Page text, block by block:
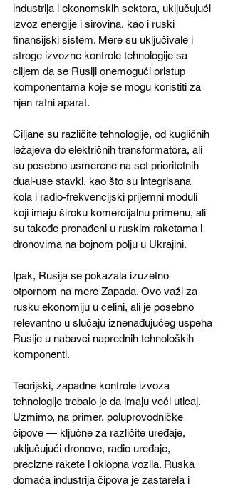
industrija i ekonomskih sektora, uključujući
izvoz energije i sirovina, kao i ruski
finansijski sistem. Mere su uključivale i
stroge izvozne kontrole tehnologije sa
ciljem da se Rusiji onemogući pristup
komponentama koje se mogu koristiti za
njen ratni aparat.
Ciljane su različite tehnologije, od kugličnih
ležajeva do električnih transformatora, ali
su posebno usmerene na set prioritetnih
dual-use stavki, kao što su integrisana
kola i radio-frekvencijski prijemni moduli
koji imaju široku komercijalnu primenu, ali
su takođe pronađeni u ruskim raketama i
dronovima na bojnom polju u Ukrajini.
Ipak, Rusija se pokazala izuzetno
otpornom na mere Zapada. Ovo važi za
rusku ekonomiju u celini, ali je posebno
relevantno u slučaju iznenađujućeg uspeha
Rusije u nabavci naprednih tehnoloških
komponenti.
Teorijski, zapadne kontrole izvoza
tehnologije trebalo je da imaju veći uticaj.
Uzmimo, na primer, poluprovodničke
čipove — ključne za različite uređaje,
uključujući dronove, radio uređaje,
precizne rakete i oklopna vozila. Ruska
domaća industrija čipova je zastarela i